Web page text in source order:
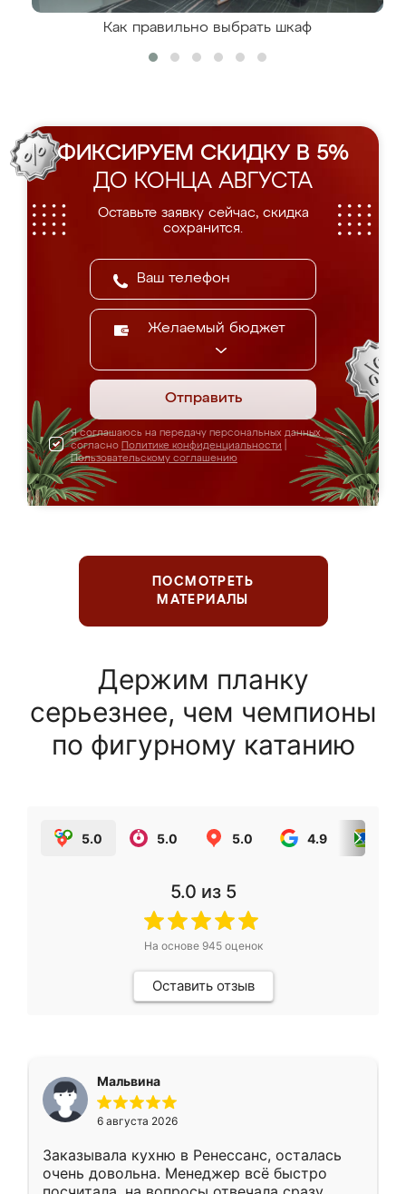
Как правильно выбрать шкаф
ФИКСИРУЕМ СКИДКУ В 5%
ДО КОНЦА АВГУСТА
Оставьте заявку сейчас, скидка
сохранится.
Желаемый бюджет
Отправить
Я соглашаюсь на передачу персональных данных
согласно Политике конфиденциальности
Пользовательскому соглашению
ПОСМОТРЕТЬ
МАТЕРИАЛЫ
Держим планку
серьезнее, чем чемпионы
по фигурному катанию
5.0 5.0 5.0 4.9
5.0 из 5
На основе 945оценок
Оставить отзыв
Мальвина
6 августа 2026
Заказывала кухню в Ренессанс, осталась
очень довольна. Менеджер всё быстро